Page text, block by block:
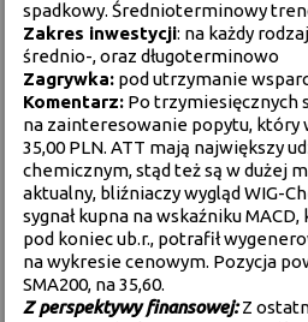
spadkowy. Średnioterminowy
Zakres inwestycji: na każdy
średnio-, oraz długoterminowo
Zagrywka: pod utrzymanie
Komentarz: Po trzymiesięcznych
na zainteresowanie popytu, który
35,00 PLN. ATT mają największy
chemicznym, stąd też są w dużej
aktualny, bliźniaczy wygląd WIG-
sygnał kupna na wskaźniku
pod koniec ub.r., potrafił
na wykresie cenowym. Pozycja
SMA200, na 35,60.
Z perspektywy finansowej:Z